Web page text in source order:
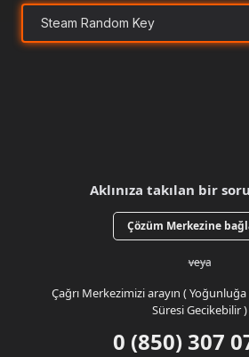
Steam Random Key
Aklınıza takılan bir
Çözüm Merkezine
veya
Çağrı Merkezimizi arayın (
Süresi Gecikebilir )
0 (850) 307